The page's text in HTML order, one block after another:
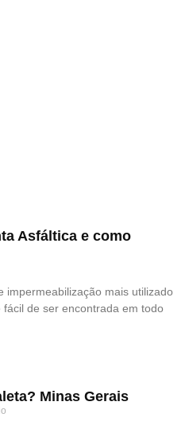
Asfáltica e como
impermeabilização mais utilizado
de ser encontrada em todo
Minas Gerais